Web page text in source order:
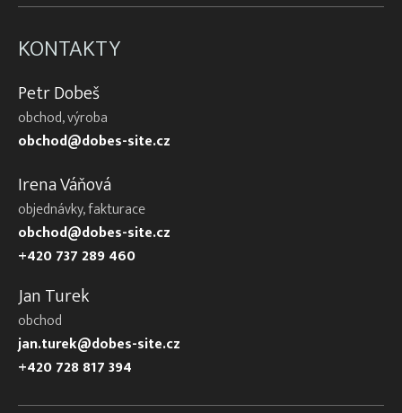
KONTAKTY
Petr Dobeš
obchod, výroba
obchod@dobes-site.cz
Irena Váňová
objednávky, fakturace
obchod@dobes-site.cz
+420 737 289 460
Jan Turek
obchod
jan.turek@dobes-site.cz
+420 728 817 394